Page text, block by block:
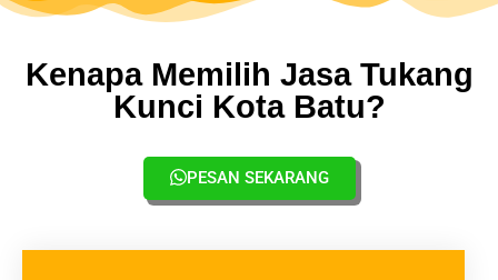
Kenapa Memilih Jasa Tukang
Kunci Kota Batu?
PESAN SEKARANG